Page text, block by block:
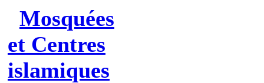
Mosquées
et Centres
islamiques